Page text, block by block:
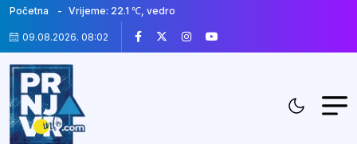
Početna Vrijeme: 22.1 ℃, vedro
09.08.2026. 08:02